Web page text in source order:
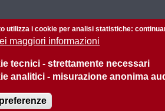
00742430283 C.F. 80006480281
utilizza i cookie per analisi statistiche:
maggiori informazioni
tecnici - strettamente necessari
analitici - misurazione anonima